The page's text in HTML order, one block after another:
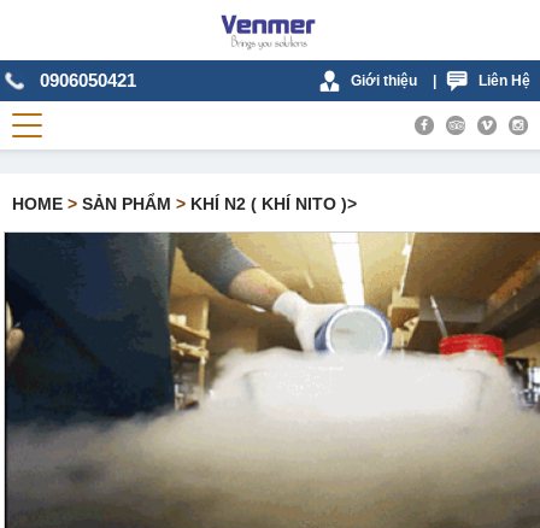
0906050421 Giới thiệu Liên Hệ
HOME > SẢN PHẨM > KHÍ N2 ( KHÍ NITO )>